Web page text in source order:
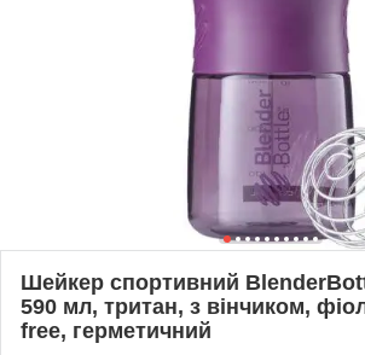
Шейкер спортивний
590 мл, тритан, з вінчиком,
free, герметичний